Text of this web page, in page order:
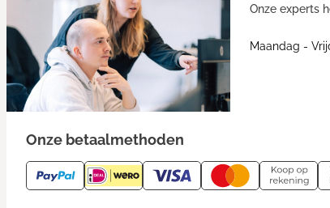
Onze experts
Maandag -
Onze betaalmethoden